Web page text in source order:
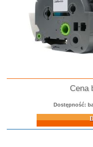
Cena
Dostępność:
Do koszyka